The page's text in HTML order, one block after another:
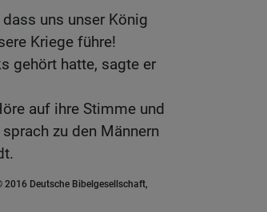
uns unser König
Kriege führe!
gehört hatte, sagte er
auf ihre Stimme und
zu den Männern
Deutsche Bibelgesellschaft,